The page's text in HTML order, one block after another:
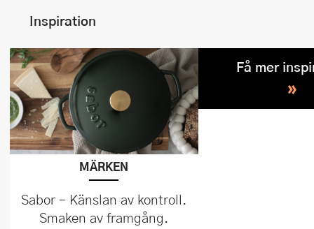
Inspiration
MÄRKEN
Sabor – Känslan av kontroll.
Smaken av framgång.
Få mer
»